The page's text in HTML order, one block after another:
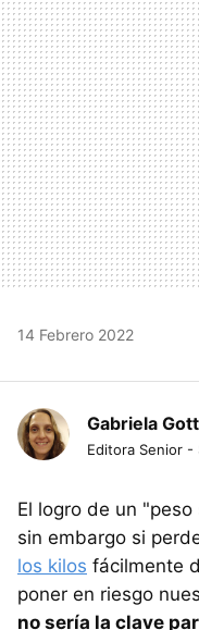
14 Febrero 2022
Gabriela
Editora Senior -
El logro de un
sin embargo si
los kilos fácilmente
poner en riesgo
no sería la clave